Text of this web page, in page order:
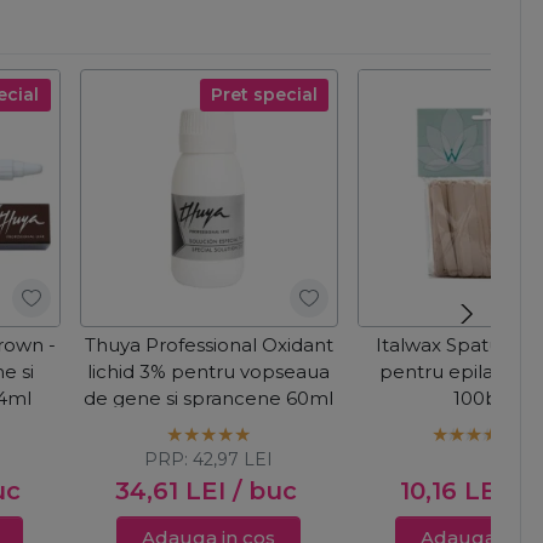
-
si
Pret special
Thuya Professional Oxidant
lichid 3% pentru vopseaua
de gene si sprancene 60ml
34,61 LEI / buc
PRP:42,97 LEI
Adauga in cos
Italwax Spatule
pentru epilat -
100buc
10,16 LEI
Adauga in